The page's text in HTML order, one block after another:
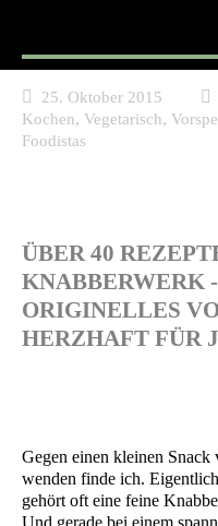
25. Oktober 2015
Kochen, Vegetarisch,
Foodistas
ÜBER 40
KNABBERWERK -
ORIGINELLES
ERZHAFT FÜR
Gegen einen klei­nen
wen­den fin­de ich.
gehört oft eine fei­ne
Und gera­de bei einem